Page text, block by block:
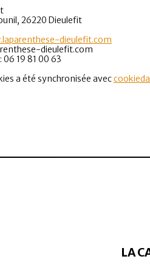
26220 Dieulefit
dieulefit.com
dieulefit.com
19 81 00 63
a été synchronisée avec
LA